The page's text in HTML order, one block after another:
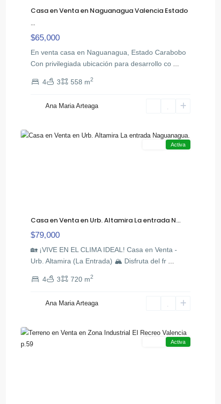
Casa en Venta en Naguanagua Valencia Estado
...
$65,000
En venta casa en Naguanagua, Estado Carabobo
Con privilegiada ubicación para desarrollo co
4 3 558 m2
Ana Maria Arteaga
Entrada,
Activa
Casa en Venta en Urb. Altamira La entrada N...
$79,000
​🏡 ¡VIVE EN EL CLIMA IDEAL! Casa en Venta -
Urb. Altamira (La Entrada) 🏔️ ​Disfruta del fr
4 3 720 m2
Ana Maria Arteaga
Amarillo,
Activa